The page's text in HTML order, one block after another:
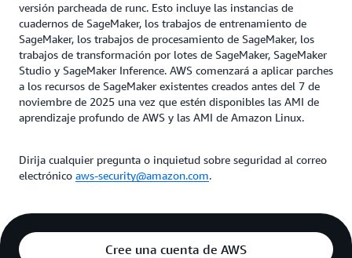
versión parcheada de runc. Esto incluye las instancias de
cuadernos de SageMaker, los trabajos de entrenamiento de
SageMaker, los trabajos de procesamiento de SageMaker, los
trabajos de transformación por lotes de SageMaker, SageMaker
Studio y SageMaker Inference. AWS comenzará a aplicar parches
a los recursos de SageMaker existentes creados antes del 7 de
noviembre de 2025 una vez que estén disponibles las AMI de
aprendizaje profundo de AWS y las AMI de Amazon Linux.
Dirija cualquier pregunta o inquietud sobre seguridad al correo
electrónico aws-security@amazon.com.
Cree una cuenta de AWS